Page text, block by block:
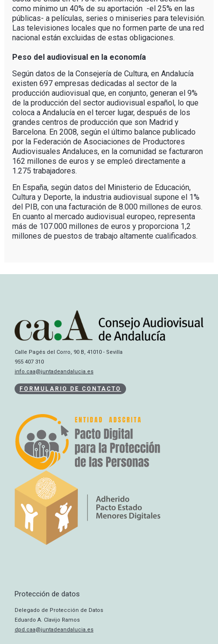
como mínimo un 40% de su aportación -el 25% en las
públicas- a películas, series o miniseries para televisión.
Las televisiones locales que no formen parte de una red
nacional están excluidas de estas obligaciones.
Peso del audiovisual en la economía
Según datos de la Consejería de Cultura, en Andalucía
existen 697 empresas dedicadas al sector de la
producción audiovisual que, en conjunto, generan el 9%
de la producción del sector audiovisual español, lo que
coloca a Andalucía en el tercer lugar, después de los
grandes centros de producción que son Madrid y
Barcelona. En 2008, según el último balance publicado
por la Federación de Asociaciones de Productores
Audiovisuales Andaluces, en la comunidad se facturaron
162 millones de euros y se empleó directamente a
1.275 trabajadores.
En España, según datos del Ministerio de Educación,
Cultura y Deporte, la industria audiovisual supone el 1%
del PIB, con una facturación de 8.000 millones de euros.
En cuanto al mercado audiovisual europeo, representa
más de 107.000 millones de euros y proporciona 1,2
millones de puestos de trabajo altamente cualificados.
Calle Pagés del Corro, 90 B, 41010 - Sevilla
955 407 310
info.caa@juntadeandalucia.es
FORMULARIO DE CONTACTO
Protección de datos
Delegado de Protección de Datos
Eduardo A. Clavijo Ramos
dpd.caa@juntadeandalucia.es